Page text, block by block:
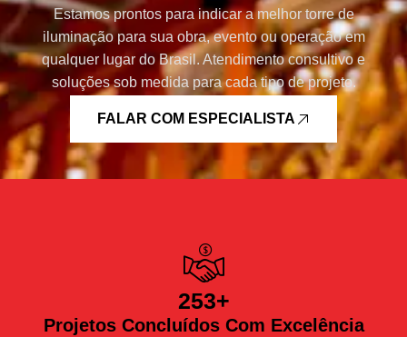
Estamos prontos para indicar a melhor torre de
iluminação para sua obra, evento ou operação em
qualquer lugar do Brasil. Atendimento consultivo e
soluções sob medida para cada tipo de projeto.
FALAR COM ESPECIALISTA
Projetos Concluídos Com Excelência
253+